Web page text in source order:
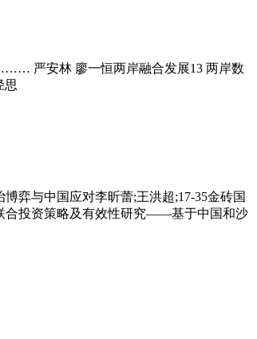
严安林 廖一恒两岸融合发展13 两岸数
弈与中国应对李昕蕾;王洪超;17-35金砖国
合投资策略及有效性研究——基于中国和沙